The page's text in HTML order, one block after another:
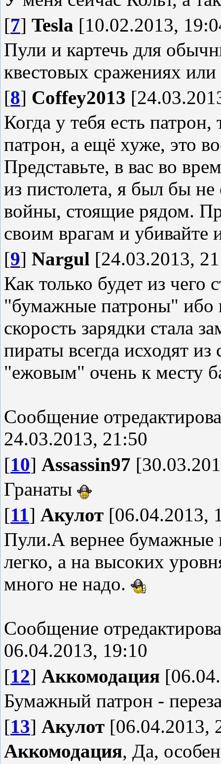
[7] Tesla [10.02.2013,
Пули и картечь для
квестовых сражениях или
[8] Coffey2013
Когда у тебя есть
патрон, а ещё хуже, это
Представьте, в вас во
из пистолета, я был бы
войны, стоящие рядом.
своим врагам и
[9] Nargul [24.03.2013,
Как только будет из чего
"бумажные патроны" ибо
скорость зарядки стала
пираты всегда исходят из
"ежовым" очень к месту
Сообщение
24.03.2013, 21:50
[10] Assassin97
Гранаты
[11] Акулот [06.04.2013,
Пули.А вернее бумажные
легко, а на высоких
много не надо.
Сообщение
06.04.2013, 19:10
[12] Аккомодация
Бумажный патрон -
[13] Акулот [06.04.2013,
Аккомодация, Да,